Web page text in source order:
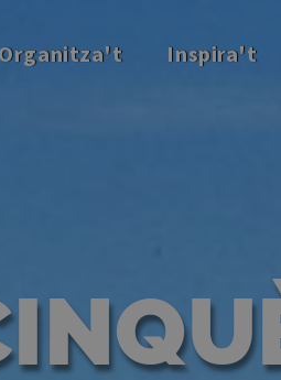
Organitza't Inspira't